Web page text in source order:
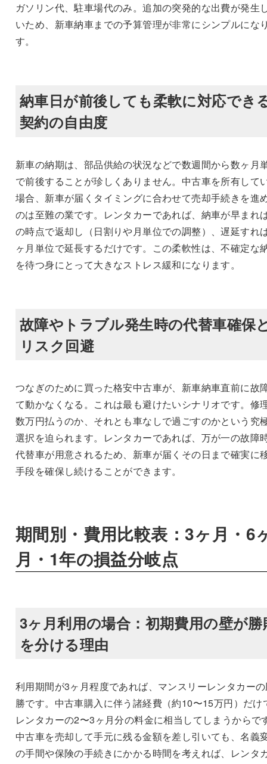
ガソリン代、駐車場代のみ。追加の突発的な出費が発生
いため、新車納車までの予算管理が非常にシンプルにな
す。
納車日が前後しても柔軟に対応でき
契約の自由度
新車の納期は、部品供給の状況などで数週間から数ヶ月
で前後することが珍しくありません。中古車を所有して
場合、新車が届くタイミングに合わせて売却手続きを進
のは至難の業です。レンタカーであれば、納車が早まれ
の時点で返却し（日割りや月単位での調整）、遅延すれ
ヶ月単位で延長するだけです。この柔軟性は、不確定な
を待つ身にとって大きなストレス緩和になります。
故障やトラブル発生時の代替車確保
リスク回避
つなぎのために買った格安中古車が、新車納車直前に故
て動かなくなる。これは最も避けたいシナリオです。修
数万円払うのか、それとも車なしで過ごすのかという究
選択を迫られます。レンタカーであれば、万が一の故障
代替車が用意されるため、新車が届くその日まで確実に
手段を確保し続けることができます。
期間別・費用比較表：3ヶ月・6
月・1年の損益分岐点
3ヶ月利用の場合：初期費用の壁が勝
を分ける理由
利用期間が3ヶ月程度であれば、マンスリーレンタカー
勝です。中古車購入に伴う諸経費（約10〜15万円）だけ
レンタカーの2〜3ヶ月分の料金に相当してしまうからで
中古車を売却して手元に残る金額を差し引いても、名義
の手間や保険の手続きにかかる時間を考えれば、レンタ